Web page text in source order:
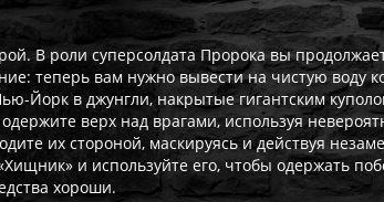
В роли суперсолдата Пророка вы
теперь вам нужно вывести на чистую воду
Йорк в джунгли, накрытые гигантским
верх над врагами, используя
их стороной, маскируясь и действуя
и используйте его, чтобы одержать
хороши.